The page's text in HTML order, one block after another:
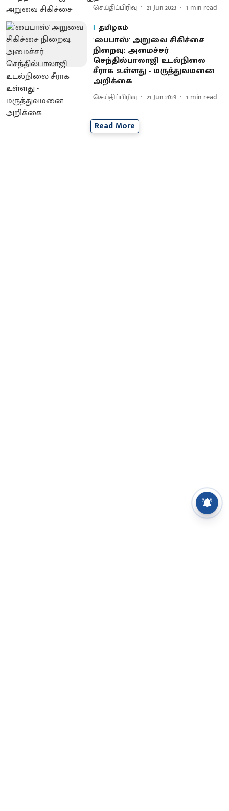
செய்திப்பிரிவு 21 Jun 2023 1 min read
தமிழகம்
'பைபாஸ்' அறுவை சிகிச்சை
நிறைவு: அமைச்சர்
செந்தில்பாலாஜி உடல்நிலை
சீராக உள்ளது - மருத்துவமனை
அறிக்கை
செய்திப்பிரிவு 21 Jun 2023 1 min read
Read More